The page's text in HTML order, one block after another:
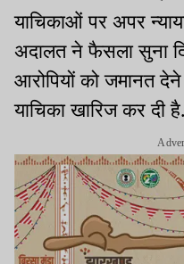
याचिकाओं पर अपर
अदालत ने फैसला सुना
आरोपियों को जमानत
याचिका खारिज कर दी है.